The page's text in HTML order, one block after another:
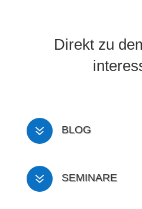
Direkt zu
7 BLOG
7 SEMINARE